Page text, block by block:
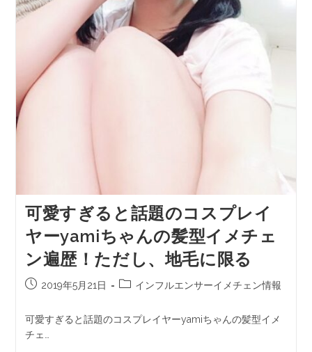
可愛すぎると話題のコスプレイ
ヤーyamiちゃんの髪型イメチェ
ン遍歴！ただし、地毛に限る
2019年5月21日 インフルエンサーイメチェン情報
可愛すぎると話題のコスプレイヤーyamiちゃんの髪型イメ
チェ…